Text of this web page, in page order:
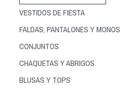
VESTIDOS DE FIESTA
FALDAS, PANTALONES Y MONOS
CONJUNTOS
CHAQUETAS Y ABRIGOS
BLUSAS Y TOPS